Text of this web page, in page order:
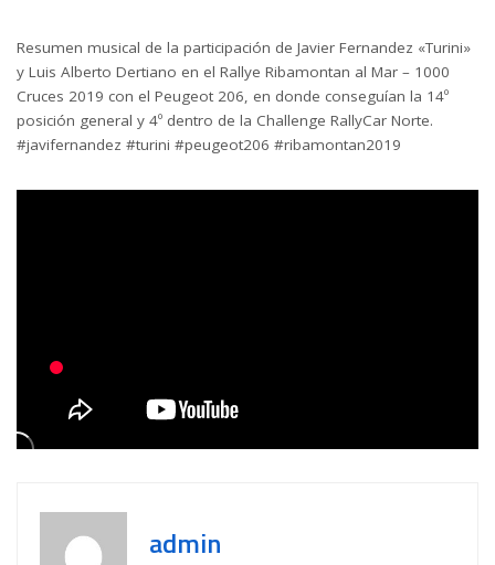
Resumen musical de la participación de Javier Fernandez «Turini»
y Luis Alberto Dertiano en el Rallye Ribamontan al Mar – 1000
Cruces 2019 con el Peugeot 206, en donde conseguían la 14º
posición general y 4º dentro de la Challenge RallyCar Norte.
#javifernandez #turini #peugeot206 #ribamontan2019
admin